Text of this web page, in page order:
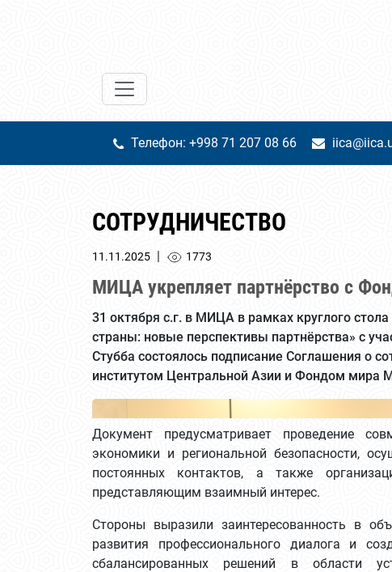
Телефон: +998 71 207 08 66
СОТРУДНИЧЕСТВО
11.11.2025 | 1773
МИЦА укрепляет партнёрство с
31 октября с.г. в МИЦА в рамках круглого
страны: новые перспективы партнёрства» с
Стубба состоялось подписание Соглашения о
институтом Центральной Азии и Фондом мира
Документ предусматривает проведение
экономики и региональной безопасности,
постоянных контактов, а также
представляющим взаимный интерес.
Стороны выразили заинтересованность в
развития профессионального диалога и
сбалансированных решений в области